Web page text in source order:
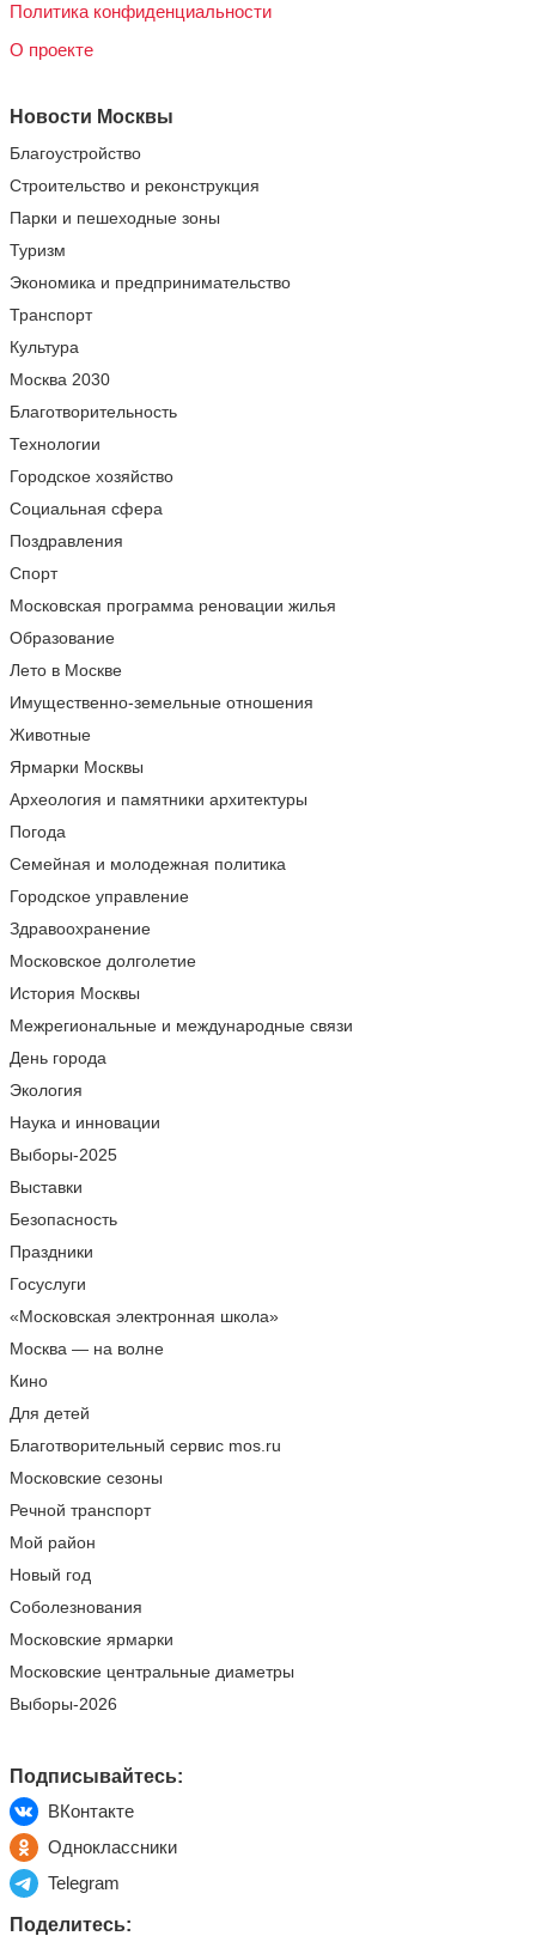
Политика конфиденциальности
О проекте
Новости Москвы
Благоустройство
Строительство и реконструкция
Парки и пешеходные зоны
Туризм
Экономика и предпринимательство
Транспорт
Культура
Москва 2030
Благотворительность
Технологии
Городское хозяйство
Социальная сфера
Поздравления
Спорт
Московская программа реновации жилья
Образование
Лето в Москве
Имущественно-земельные отношения
Животные
Ярмарки Москвы
Археология и памятники архитектуры
Погода
Семейная и молодежная политика
Городское управление
Здравоохранение
Московское долголетие
История Москвы
Межрегиональные и международные связи
День города
Экология
Наука и инновации
Выборы-2025
Выставки
Безопасность
Праздники
Госуслуги
«Московская электронная школа»
Москва — на волне
Кино
Для детей
Благотворительный сервис mos.ru
Московские сезоны
Речной транспорт
Мой район
Новый год
Соболезнования
Московские ярмарки
Московские центральные диаметры
Выборы-2026
Подписывайтесь:
ВКонтакте
Одноклассники
Telegram
Поделитесь: